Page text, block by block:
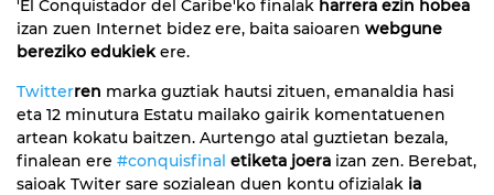
'El Conquistador del Caribe'ko finalak harrera ezin hobea
izan zuen Internet bidez ere, baita saioaren webgune
bereziko edukiekere.
Twitterren marka guztiak hautsi zituen, emanaldia hasi
eta 12 minutura Estatu mailako gairik komentatuenen
artean kokatu baitzen. Aurtengo atal guztietan bezala,
finalean ere #conquisfinal etiketa joera izan zen. Berebat,
saioak Twiter sare sozialean duen kontu ofizialak ia